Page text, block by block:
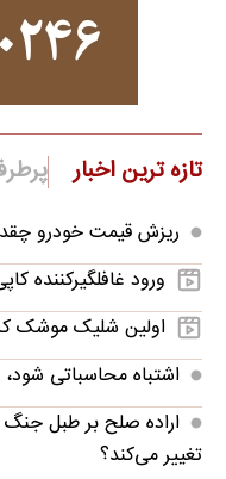
تازه ترین اخبار
ریزش قیمت خودرو
ورود غافلگیرکننده
اولین شلیک موشک
اشتباه محاسباتی
اراده صلح بر طبل
تغییر می‌کند؟